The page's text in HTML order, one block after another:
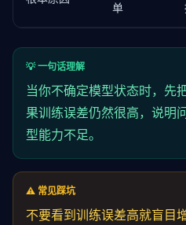
f"{depth:<6}
单
💡 一句话理解
当你不确定模型状态时，
果训练误差仍然很高，说明
型能力不足。
⚠️ 常见踩坑
不要看到训练误差高就盲